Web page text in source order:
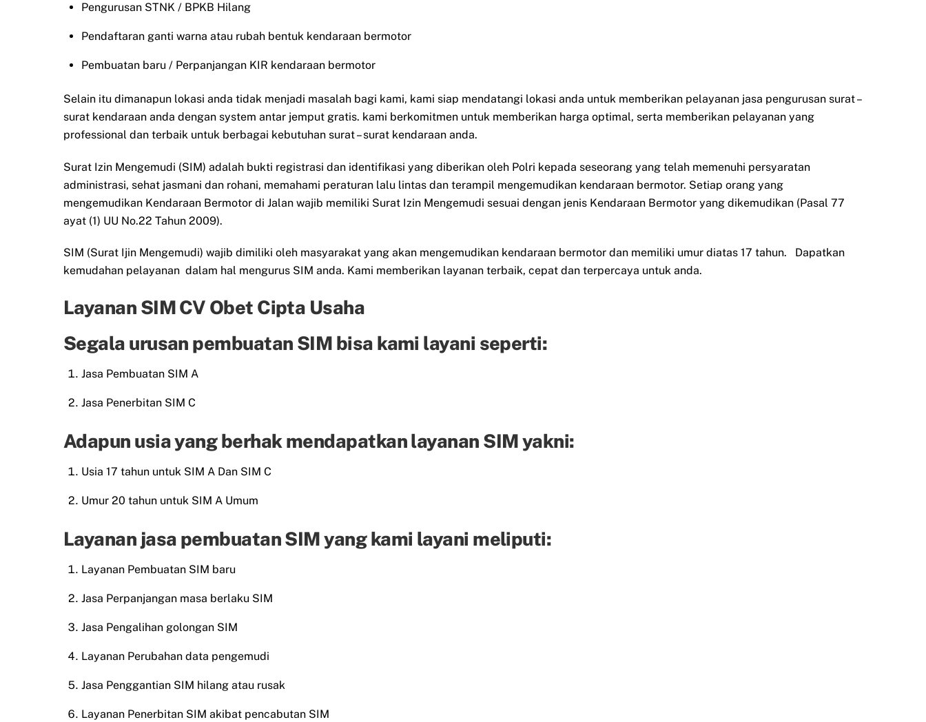
Pengurusan STNK / BPKB Hilang
Pendaftaran ganti warna atau rubah bentuk kendaraan bermotor
Pembuatan baru / Perpanjangan KIR kendaraan bermotor
Selain itu dimanapun lokasi anda tidak menjadi masalah bagi kami, kami siap mendatangi lokasi anda untuk memberikan pelayanan jasa pengurusan surat –
surat kendaraan anda dengan system antar jemput gratis. kami berkomitmen untuk memberikan harga optimal, serta memberikan pelayanan yang
professional dan terbaik untuk berbagai kebutuhan surat – surat kendaraan anda.
Surat Izin Mengemudi (SIM) adalah bukti registrasi dan identifikasi yang diberikan oleh Polri kepada seseorang yang telah memenuhi persyaratan
administrasi, sehat jasmani dan rohani, memahami peraturan lalu lintas dan terampil mengemudikan kendaraan bermotor. Setiap orang yang
mengemudikan Kendaraan Bermotor di Jalan wajib memiliki Surat Izin Mengemudi sesuai dengan jenis Kendaraan Bermotor yang dikemudikan (Pasal 77
ayat (1) UU No.22 Tahun 2009).
SIM (Surat Ijin Mengemudi) wajib dimiliki oleh masyarakat yang akan mengemudikan kendaraan bermotor dan memiliki umur diatas 17 tahun. Dapatkan
kemudahan pelayanan dalam hal mengurus SIM anda. Kami memberikan layanan terbaik, cepat dan terpercaya untuk anda.
Layanan SIM CV Obet Cipta Usaha
Segala urusan pembuatan SIM bisa kami layani seperti:
Jasa Pembuatan SIM A
Jasa Penerbitan SIM C
Adapun usia yang berhak mendapatkan layanan SIM yakni:
Usia 17 tahun untuk SIM A Dan SIM C
Umur 20 tahun untuk SIM A Umum
Layanan jasa pembuatan SIM yang kami layani meliputi:
Layanan Pembuatan SIM baru
Jasa Perpanjangan masa berlaku SIM
Jasa Pengalihan golongan SIM
Layanan Perubahan data pengemudi
Jasa Penggantian SIM hilang atau rusak
Layanan Penerbitan SIM akibat pencabutan SIM